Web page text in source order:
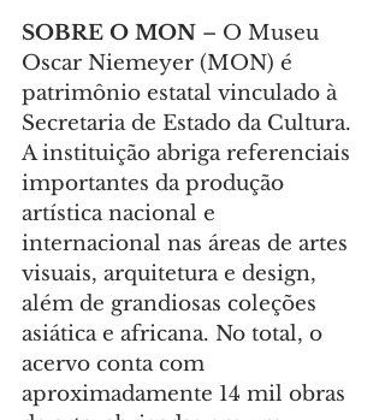
SOBRE O MON – O Museu
Oscar Niemeyer (MON) é
patrimônio estatal vinculado à
Secretaria de Estado da Cultura.
A instituição abriga referenciais
importantes da produção
artística nacional e
internacional nas áreas de artes
visuais, arquitetura e design,
além de grandiosas coleções
asiática e africana. No total, o
acervo conta com
aproximadamente 14 mil obras